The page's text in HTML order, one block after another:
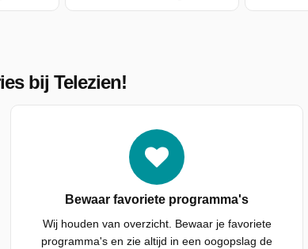
bij Telezien!
Bewaar favoriete programma's
Wij houden van overzicht. Bewaar je favoriete
programma's en zie altijd in een oogopslag de